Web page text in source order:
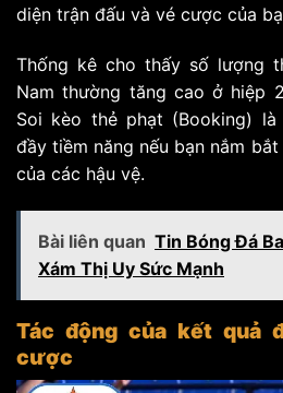
diện trận đấu và vé cược của
Thống kê cho thấy số lượng
Nam thường tăng cao ở hiệp
Soi kèo thẻ phạt (Booking)
đầy tiềm năng nếu bạn nắm
của các hậu vệ.
Bài liên quan Tin Bóng Đá
Xám Thị Uy Sức Mạnh
Tác động của kết quả
cược